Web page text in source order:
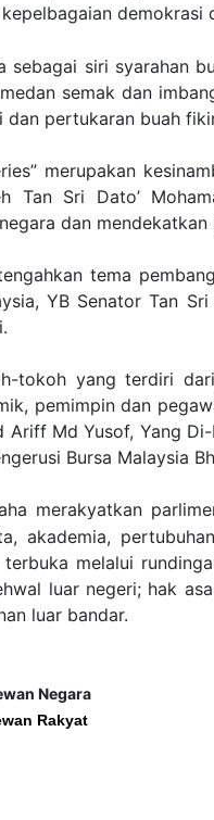
sebagai siri syarahan
semak dan
dan pertukaran buah
merupakan
Tan Sri Dato’
dan
tema
YB Senator Tan
tokoh yang terdiri
pemimpin dan
Ariff Md Yusof, Yang
Bursa Malaysia
merakyatkan
akademia,
melalui
luar negeri; hak
luar bandar.
Negara
Rakyat